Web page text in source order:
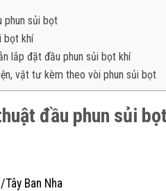
phun sủi bọt
bọt khí
lắp đặt đầu phun sủi bọt khí
vật tư kèm theo vòi phun sủi bọt
đầu phun sủi
Ban Nha